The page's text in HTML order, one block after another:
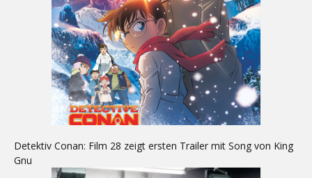
Detektiv Conan: Film 28 zeigt ersten Trailer mit Song von King
Gnu